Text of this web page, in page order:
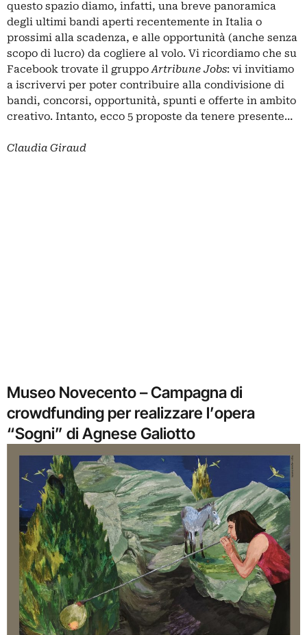
questo spazio diamo, infatti, una breve panoramica
degli ultimi bandi aperti recentemente in Italia o
prossimi alla scadenza, e alle opportunità (anche senza
scopo di lucro) da cogliere al volo. Vi ricordiamo che su
Facebook trovate il gruppoArtribune Jobs: vi invitiamo
a iscrivervi per poter contribuire alla condivisione di
bandi, concorsi, opportunità, spunti e offerte in ambito
creativo. Intanto, ecco 5 proposte da tenere presente…
Claudia Giraud
Museo Novecento – Campagna di
crowdfunding per realizzare l’opera
“Sogni” di Agnese Galiotto